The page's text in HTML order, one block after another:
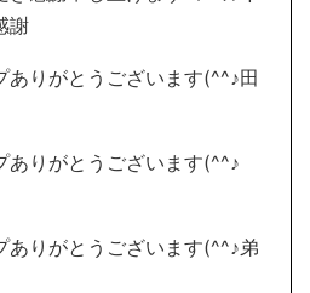
謝
ありがとうございます(^^♪田
ありがとうございます(^^♪
ありがとうございます(^^♪弟